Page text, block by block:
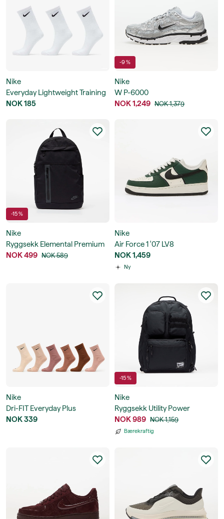
Nike
Everyday Lightweight Training
Crew Socks 3-Pack
NOK 185
-9 %
Nike
W P-6000
NOK 1,249 NOK 1,379
-15 %
Nike
Ryggsekk Elemental Premium
Backpack
NOK 499 NOK 589
Nike
Air Force 1 '07 LV8
NOK 1,459
Ny
Nike
Dri-FIT Everyday Plus
Cushioned Training Crew
NOK 339
-15 %
Nike
Ryggsekk Utility Power
Backpack - 2.0
NOK 989 NOK 1,159
Bærekraftig